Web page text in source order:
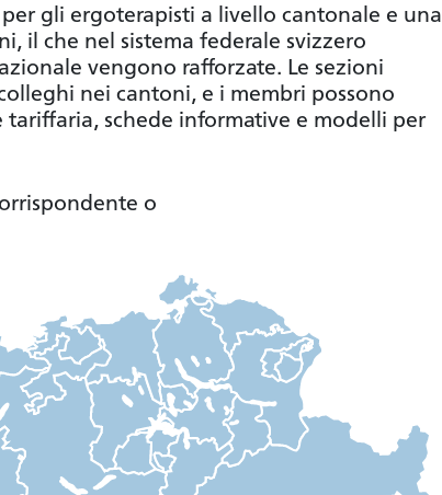
gli ergoterapisti a livello cantonale e una
il che nel sistema federale svizzero
vengono rafforzate. Le sezioni
nei cantoni, e i membri possono
tariffaria, schede informative e modelli per
o